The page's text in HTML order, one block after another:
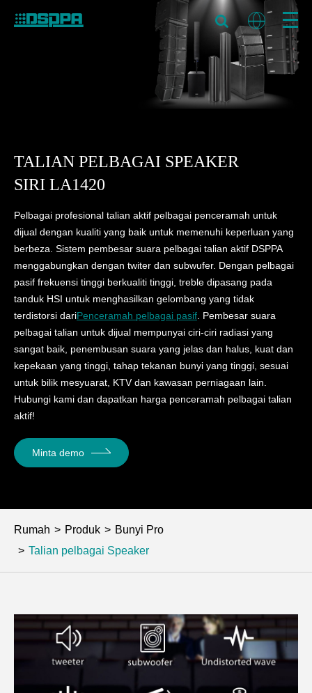
TALIAN PELBAGAI SPEAKER
SIRI LA1420
Pelbagai profesional talian aktif pelbagai penceramah untuk
dijual dengan kualiti yang baik untuk memenuhi keperluan yang
berbeza. Sistem pembesar suara pelbagai talian aktif DSPPA
menggabungkan dengan twiter dan subwufer. Dengan pelbagai
pasif frekuensi tinggi berkualiti tinggi, treble dipasang pada
tanduk HSI untuk menghasilkan gelombang yang tidak
terdistorsi dariPenceramah pelbagai pasif. Pembesar suara
pelbagai talian untuk dijual mempunyai ciri-ciri radiasi yang
sangat baik, penembusan suara yang jelas dan halus, kuat dan
kepekaan yang tinggi, tahap tekanan bunyi yang tinggi, sesuai
untuk bilik mesyuarat, KTV dan kawasan perniagaan lain.
Hubungi kami dan dapatkan harga penceramah pelbagai talian
aktif!
Minta demo
Rumah Produk
Bunyi Pro
Talian pelbagai Speaker